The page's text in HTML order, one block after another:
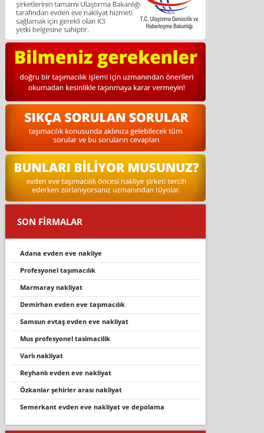
SON FİRMALAR
adana evden eve nakliye
profesyonel taşımacılık
marmaray nakli̇yat
demi̇rhan evden eve taşimacilik
samsun evtaş evden eve nakliyat
mus profesyonel tasi̇maci̇li̇k
varli nakli̇yat
reyhanlı evden eve nakliyat
özkanlar şehi̇rler arasi nakli̇yat
semerkant evden eve nakliyat ve depolama